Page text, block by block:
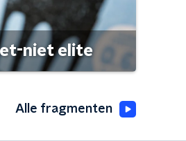
niet elite
Alle fragmenten